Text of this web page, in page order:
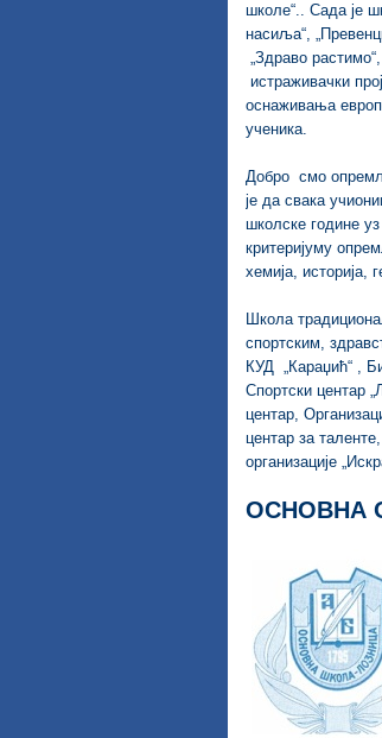
школе“.. Сада је
насиља“,
„Здраво
истраживачки
оснаживања
ученика.
Добро смо
је да свака
школске године
критеријуму
хемија, историја,
Школа
спортским,
КУД „Караџић“ ,
Спортски центар
центар,
центар за
организације
ОСНОВНА